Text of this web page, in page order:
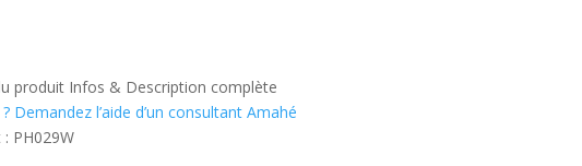
produit Infos & Description complète
Demandez l’aide d’un consultant Amahé
: PH029W